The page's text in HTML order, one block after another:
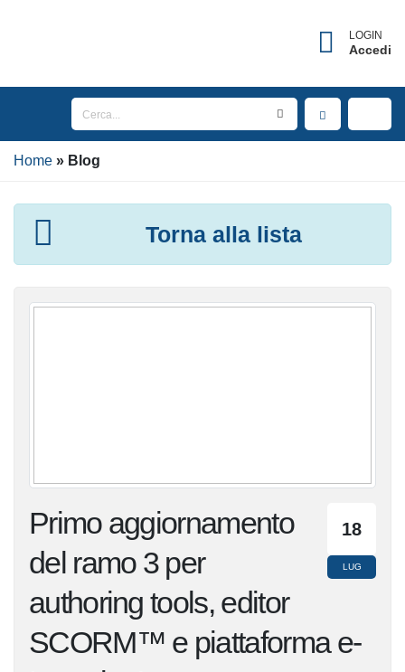
LOGIN
Accedi
Home Blog
Torna alla lista
18
LUG
Primo
aggiornamento del
ramo 3 per authoring
tools, editor SCORM™ e